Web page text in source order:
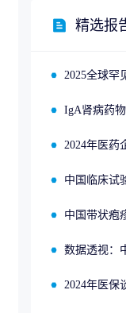
精选报
2024年医药
中国临床试
中国带状疱
2024年医保